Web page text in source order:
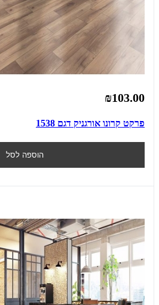
₪103.00
פרקט קרונו אורגניק דגם 1538
הוספה לסל